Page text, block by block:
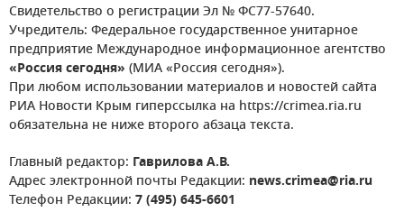
Свидетельство о регистрации Эл № ФС77-57640.
Учредитель: Федеральное государственное унитарное
предприятие Международное информационное агентство
«Россия сегодня» (МИА «Россия сегодня»).
При любом использовании материалов и новостей сайта
РИА Новости Крым гиперссылка на https://crimea.ria.ru
обязательна не ниже второго абзаца текста.
Главный редактор: Гаврилова А.В.
Адрес электронной почты Редакции: news.crimea@ria.ru
Телефон Редакции: 7 (495) 645-6601